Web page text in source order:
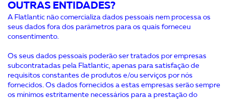
OUTRAS ENTIDADES?
A Flatlantic não comercializa dados pessoais nem processa os
seus dados fora dos parâmetros para os quais forneceu
consentimento.
Os seus dados pessoais poderão ser tratados por empresas
subcontratadas pela Flatlantic, apenas para satisfação de
requisitos constantes de produtos e/ou serviços por nós
fornecidos. Os dados fornecidos a estas empresas serão sempre
os mínimos estritamente necessários para a prestação do